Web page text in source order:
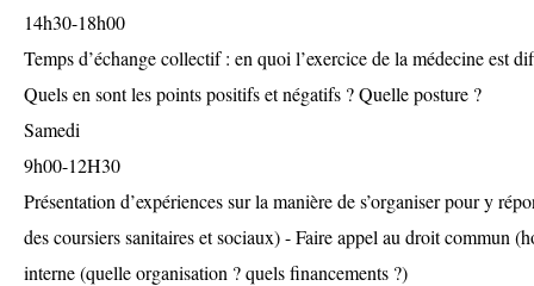
14h30-18h00
Temps d’échange collectif : en quoi l’exercice de la médecine est
Quels en sont les points positifs et négatifs ? Quelle posture ?
Samedi
9h00-12H30
Présentation d’expériences sur la manière de s’organiser pour y
des coursiers sanitaires et sociaux) - Faire appel au droit commun
interne (quelle organisation ? quels financements ?)